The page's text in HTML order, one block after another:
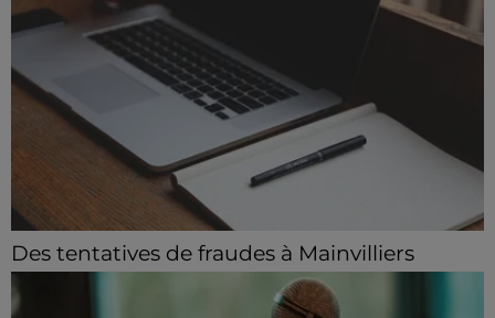
Des tentatives de fraudes à Mainvilliers
Des personnes malveillantes tentent de voler vos
informations personnelles.